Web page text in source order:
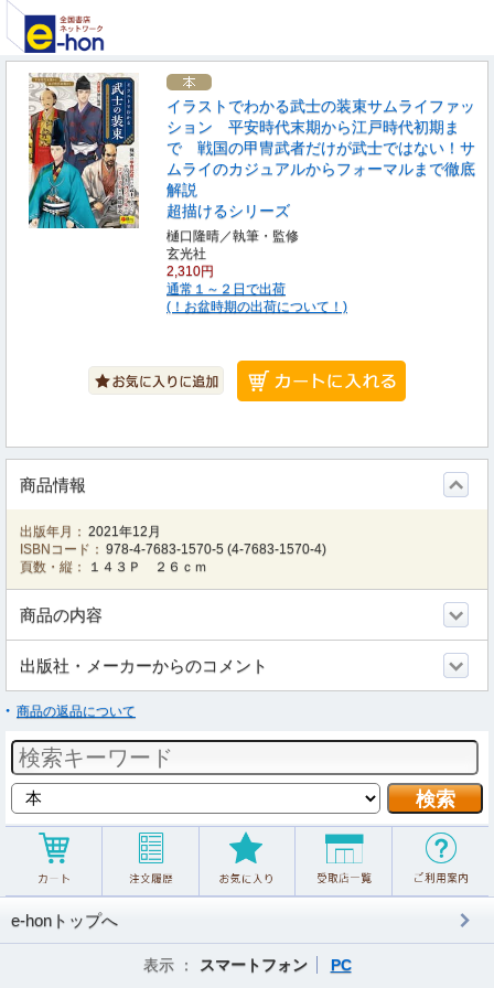
イラストでわかる武士の装束サムライファッ
ション 平安時代末期から江戸時代初期ま
で 戦国の甲冑武者だけが武士ではない！サ
ムライのカジュアルからフォーマルまで徹底
解説
超描けるシリーズ
樋口隆晴／執筆・監修
玄光社
2,310円
通常１～２日で出荷
(！お盆時期の出荷について！)
商品情報
出版年月： 2021年12月
ISBNコード： 978-4-7683-1570-5 (4-7683-1570-4)
頁数・縦：
１４３Ｐ ２６ｃｍ
商品の内容
出版社・メーカーからのコメント
商品の返品について
e-honトップへ
表示 ： スマートフォン PC